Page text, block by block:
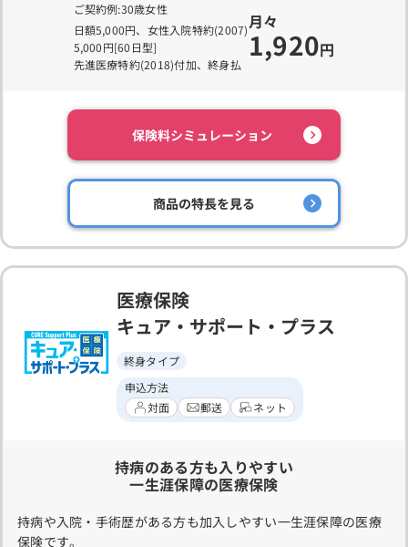
ご契約例:30歳女性
日額5,000円、女性入院特約(2007)
5,000円[60日型]
先進医療特約(2018)付加、終身払
月々
1,920円
保険料シミュレーション
商品の特長を見る
医療保険
キュア・サポート・プラス
終身タイプ
申込方法
対面
郵送 ネット
持病のある方も入りやすい
一生涯保障の医療保険
持病や入院・手術歴がある方も加入しやすい一生涯保障の医療
保険です。